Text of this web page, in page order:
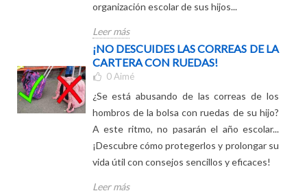
correcta. Un artículo claro para los padres
preocupados por el bienestar y la
organización escolar de sus hijos...
Leer más
¡NO DESCUIDES LAS CORREAS DE LA
CARTERA CON RUEDAS!
0Aimé
¿Se está abusando de las correas de los
hombros de la bolsa con ruedas de su hijo?
A este ritmo, no pasarán el año escolar...
¡Descubre cómo protegerlos y prolongar su